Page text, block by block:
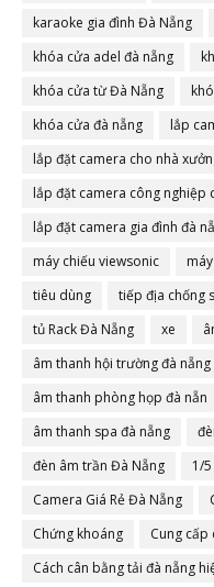
karaoke gia đình Đà Nẵng
khóa cửa adel đà nẵng
khóa cửa từ Đà Nẵng
khóa cửa đà nẵng
lắp
lắp đặt camera cho nhà
lắp đặt camera công nghiệp
lắp đặt camera gia đình đà
máy chiếu viewsonic
tiêu dùng
tiếp địa chống
tủ Rack Đà Nẵng
xe
âm thanh hội trường đà nẵng
âm thanh phòng họp đà nẵn
âm thanh spa đà nẵng
đèn âm trần Đà Nẵng
1/5
Camera Giá Rẻ Đà Nẵng
Chứng khoáng
Cung cấp
Cách cân bằng tải đà nẵng